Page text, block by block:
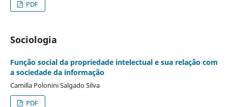
PDF
Sociologia
Função social da propriedade intelectual e sua relação com
a sociedade da informação
Camilla Polonini Salgado Silva
PDF